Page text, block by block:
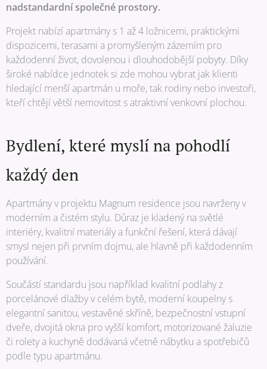
nadstandardní společné prostory.
Projekt nabízí apartmány s 1 až 4 ložnicemi, praktickými
dispozicemi, terasami a promyšleným zázemím pro
každodenní život, dovolenou i dlouhodobější pobyty. Díky
široké nabídce jednotek si zde mohou vybrat jak klienti
hledající menší apartmán u moře, tak rodiny nebo investoři,
kteří chtějí větší nemovitost s atraktivní venkovní plochou.
Bydlení, které myslí na pohodlí
každý den
Apartmány v projektu Magnum residence jsou navrženy v
moderním a čistém stylu. Důraz je kladený na světlé
interiéry, kvalitní materiály a funkční řešení, která dávají
smysl nejen při prvním dojmu, ale hlavně při každodenním
používání.
Součástí standardu jsou například kvalitní podlahy z
porcelánové dlažby v celém bytě, moderní koupelny s
elegantní sanitou, vestavěné skříně, bezpečnostní vstupní
dveře, dvojitá okna pro vyšší komfort, motorizované žaluzie
či rolety a kuchyně dodávaná včetně nábytku a spotřebičů
podle typu apartmánu.